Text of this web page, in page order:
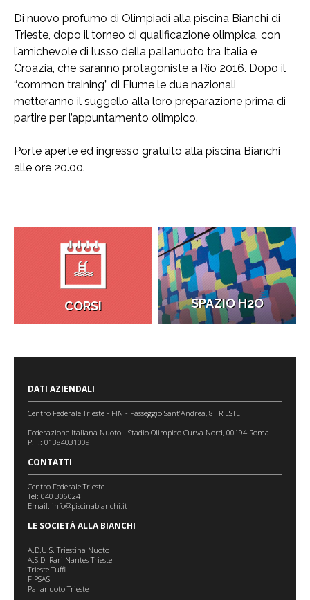
Di nuovo profumo di Olimpiadi alla piscina Bianchi di
Trieste, dopo il torneo di qualificazione olimpica, con
l’amichevole di lusso della pallanuoto tra Italia e
Croazia, che saranno protagoniste a Rio 2016. Dopo il
“common training” di Fiume le due nazionali
metteranno il suggello alla loro preparazione prima di
partire per l’appuntamento olimpico.
Porte aperte ed ingresso gratuito alla piscina Bianchi
alle ore 20.00.
CORSI SPAZIO H2O
DATI AZIENDALI
Centro Federale Trieste - FIN - Passeggio Sant’Andrea, 8 TRIESTE
Federazione Italiana Nuoto - Stadio Olimpico Curva Nord, 00194 Roma
P. I.: 01384031009
CONTATTI
Centro Federale Trieste
Tel: 040 306024
Email: info@piscinabianchi.it
LE SOCIETÀ ALLA BIANCHI
A.D.U.S. Triestina Nuoto
A.S.D. Rari Nantes Trieste
Trieste Tuffi
FIPSAS
Pallanuoto Trieste